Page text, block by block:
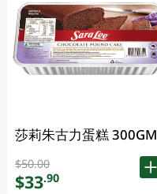
莎莉朱古力蛋糕 300GM
$50.00
$33.90